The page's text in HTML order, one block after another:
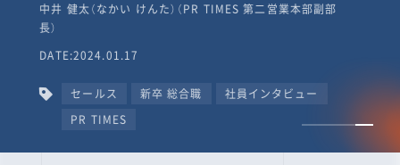
タビュー #PR
TIMESな人たち
中井 健太（なかい けんた）（PR TIMES 第二営業本部副部
長）
DATE:2024.01.17
セールス 新卒 総合職
社員インタビュー
PR TIMES